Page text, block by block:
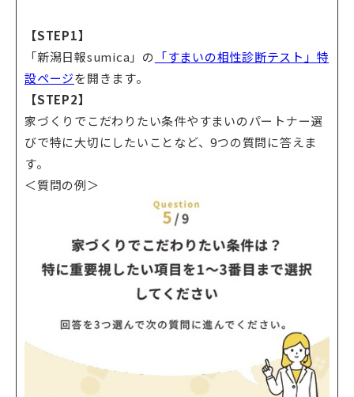
【STEP1】
「新潟日報sumica」の 「すまいの相性診断テスト」特
設ページを開きます。
【STEP2】
家づくりでこだわりたい条件やすまいのパートナー選
びで特に大切にしたいことなど、9つの質問に答えま
す。
＜質問の例＞